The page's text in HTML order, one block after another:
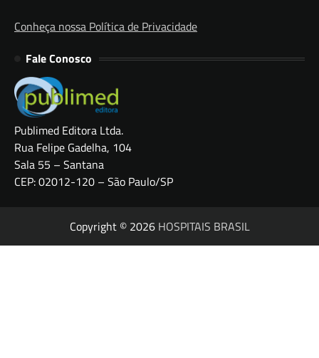
Conheça nossa Política de Privacidade
Fale Conosco
Publimed Editora Ltda.
Rua Felipe Gadelha, 104
Sala 55 – Santana
CEP: 02012-120 – São Paulo/SP
Copyright © 2026 HOSPITAIS BRASIL